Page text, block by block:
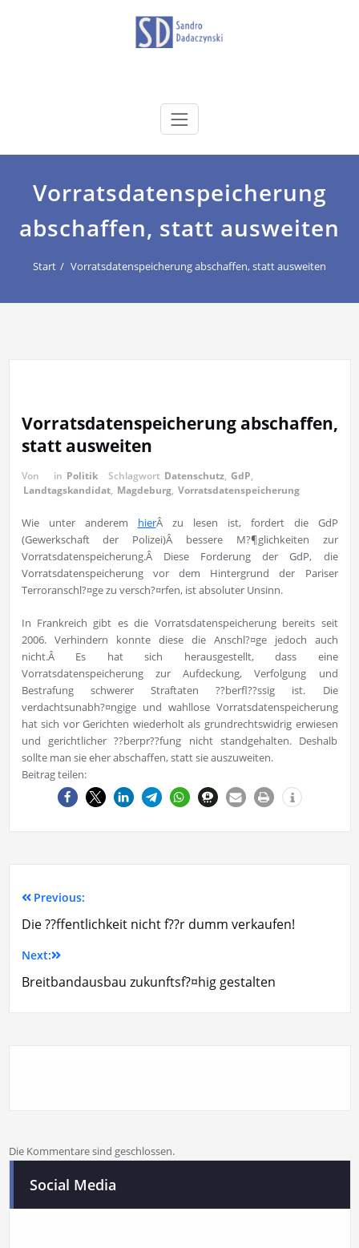
dadaczynski.de
Vorratsdatenspeicherung
abschaffen, statt ausweiten
Start Vorratsdatenspeicherung abschaffen, statt ausweiten
Vorratsdatenspeicherung abschaffen,
statt ausweiten
Von in Politik Schlagwort Datenschutz, GdP,
Landtagskandidat, Magdeburg, Vorratsdatenspeicherung
Wie unter anderem hierÂ zu lesen ist, fordert die GdP
(Gewerkschaft der Polizei)Â bessere M?¶glichkeiten zur
Vorratsdatenspeicherung.Â Diese Forderung der GdP, die
Vorratsdatenspeicherung vor dem Hintergrund der Pariser
Terroranschl?¤ge zu versch?¤rfen, ist absoluter Unsinn.
In Frankreich gibt es die Vorratsdatenspeicherung bereits seit
2006. Verhindern konnte diese die Anschl?¤ge jedoch auch
nicht.Â Es hat sich herausgestellt, dass eine
Vorratsdatenspeicherung zur Aufdeckung, Verfolgung und
Bestrafung schwerer Straftaten ??berfl??ssig ist. Die
verdachtsunabh?¤ngige und wahllose Vorratsdatenspeicherung
hat sich vor Gerichten wiederholt als grundrechtswidrig erwiesen
und gerichtlicher ??berpr??fung nicht standgehalten. Deshalb
sollte man sie eher abschaffen, statt sie auszuweiten.
Beitrag teilen:
Previous:
Die ??ffentlichkeit nicht f??r dumm verkaufen!
Next:
Breitbandausbau zukunftsf?¤hig gestalten
Die Kommentare sind geschlossen.
Social Media